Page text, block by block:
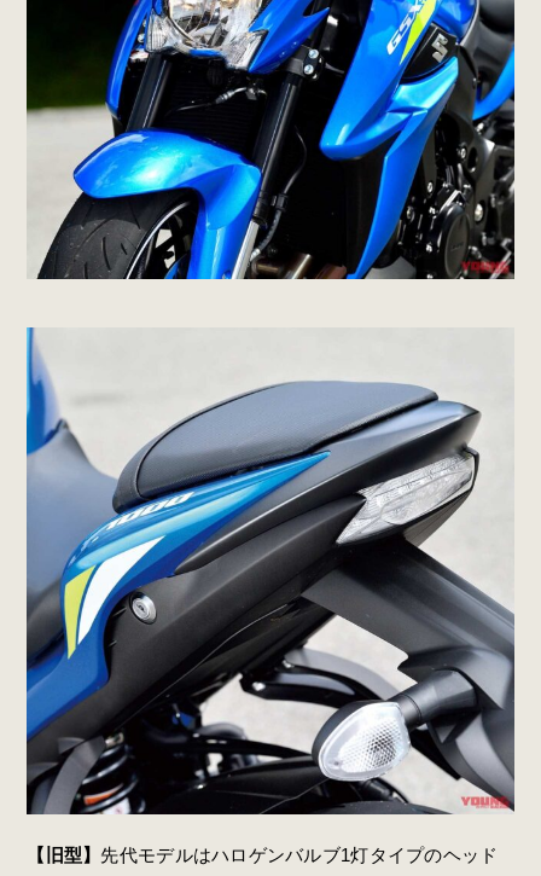
【旧型】 先代モデルはハロゲンバルブ1灯タイプのヘッド